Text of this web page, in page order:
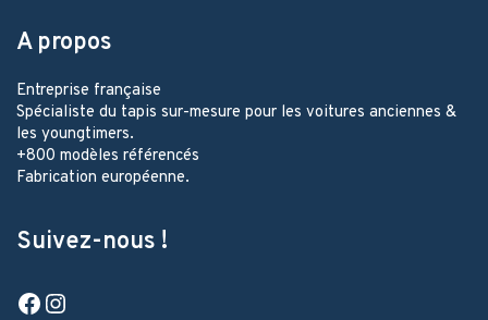
A propos
Entreprise française
Spécialiste du tapis sur-mesure pour les voitures anciennes &
les youngtimers.
+800 modèles référencés
Fabrication européenne.
Suivez-nous !
Facebook